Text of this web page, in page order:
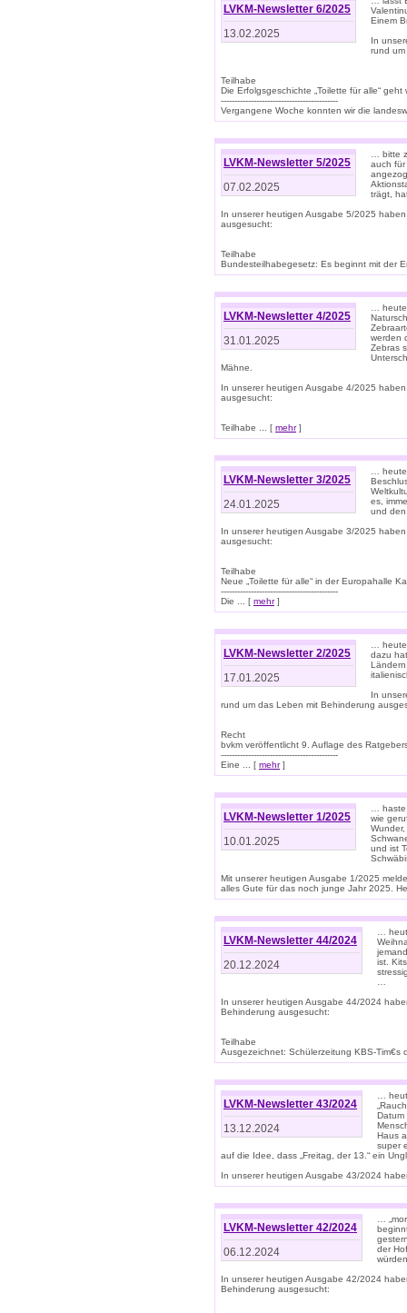
LVKM-Newsletter 6/2025
13.02.2025
Einem
In
rund
Teilhabe
Die Erfolgsgeschichte „Toilette für alle“
-------------------------------------------
Vergangene Woche konnten wir die
LVKM-Newsletter 5/2025
07.02.2025
… bitte
auch für
trägt,
In unserer heutigen Ausgabe 5/2025
ausgesucht:
Teilhabe
Bundesteilhabegesetz: Es beginnt mit der
LVKM-Newsletter 4/2025
31.01.2025
…
werden
Zebras
Mähne.
In unserer heutigen Ausgabe 4/2025
ausgesucht:
Teilhabe ... [ mehr]
LVKM-Newsletter 3/2025
24.01.2025
…
es,
und
In unserer heutigen Ausgabe 3/2025
ausgesucht:
Teilhabe
Neue „Toilette für alle“ in der Europahalle
-------------------------------------------
Die ... [ mehr]
LVKM-Newsletter 2/2025
17.01.2025
…
dazu
In
rund um das Leben mit Behinderung
Recht
bvkm veröffentlicht 9. Auflage des
-------------------------------------------
Eine ... [ mehr]
LVKM-Newsletter 1/2025
10.01.2025
…
wie
und ist
Mit unserer heutigen Ausgabe 1/2025
alles Gute für das noch junge Jahr 2025.
LVKM-Newsletter 44/2024
20.12.2024
…
ist.
In unserer heutigen Ausgabe 44/2024
Behinderung ausgesucht:
Teilhabe
Ausgezeichnet: Schülerzeitung KBS-Tim€s
LVKM-Newsletter 43/2024
13.12.2024
…
Datum
Haus
super
auf die Idee, dass „Freitag, der 13.“ ein
In unserer heutigen Ausgabe 43/2024
LVKM-Newsletter 42/2024
06.12.2024
…
der
In unserer heutigen Ausgabe 42/2024
Behinderung ausgesucht: